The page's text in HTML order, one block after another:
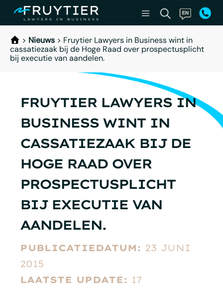
> Nieuws > Fruytier Lawyers in Business wint in
cassatiezaak bij de Hoge Raad over prospectusplicht
bij executie van aandelen.
FRUYTIER LAWYERS IN
BUSINESS WINT IN
CASSATIEZAAK BIJ DE
HOGE RAAD OVER
PROSPECTUSPLICHT
BIJ EXECUTIE VAN
AANDELEN.
PUBLICATIEDATUM: 23 JUNI
2015
LAATSTE UPDATE: 17